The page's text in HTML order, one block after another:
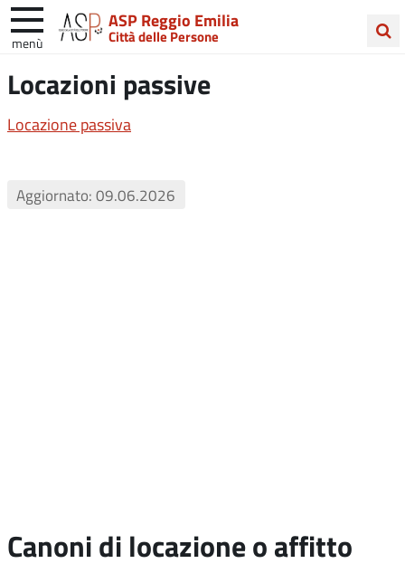
ASP Reggio Emilia
Città delle Persone
menù
nel
sito
Locazioni passive
Locazione passiva
Aggiornato: 09.06.2026
Canoni di locazione o affitto